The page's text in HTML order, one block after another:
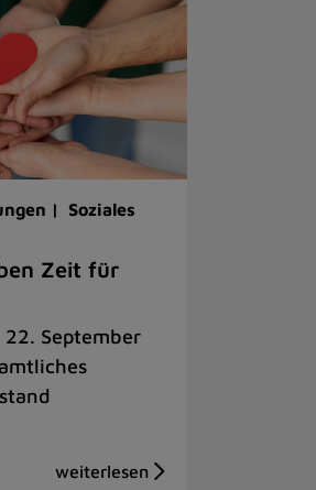
| Soziales
Zeit für
September